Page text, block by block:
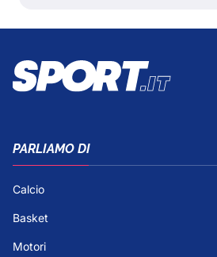
PARLIAMO DI
Calcio
Basket
Motori